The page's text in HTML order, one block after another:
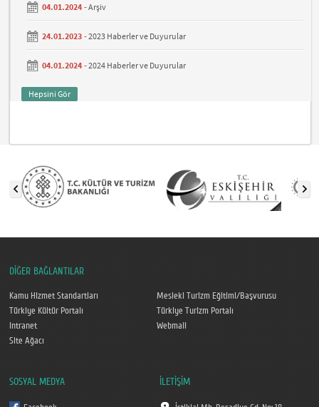
04.01.2024 -Arşiv
24.01.2023 -2023 Haberler ve Duyurular
04.01.2024 -2024 Haberler ve Duyurular
Hepsini Gör
DİĞER BAĞLANTILAR
Kamu Hizmet Standartları
Mesleki Turizm Eğitimi/Başvurusu
Türkiye Kültür Portalı
Türkiye Turizm Portalı
Intranet
Webmail
Site Ağacı
SOSYAL MEDYA İLETİŞİM